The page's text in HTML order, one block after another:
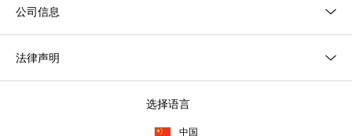
公司信息
法律声明
选择语言
中国